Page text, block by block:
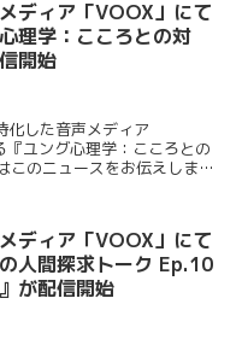
ディア「VOOX」にて
理学：こころとの対
開始
した音声メディア
『ユング心理学：こころとの
このニュースをお伝えしま
ディア「VOOX」にて
の人間探求トーク Ep.10
が配信開始